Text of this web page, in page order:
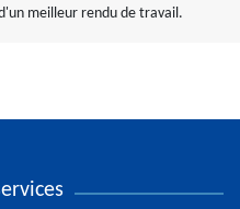
meilleur rendu de travail.